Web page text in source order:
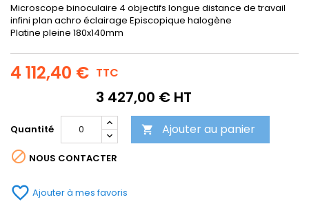
Microscope binoculaire 4 objectifs longue distance de travail
infini plan achro éclairage Episcopique halogène
Platine pleine 180x140mm
4 112,40 € TTC
3 427,00 € HT
Quantité  Ajouter au panier
 NOUS CONTACTER
favorite_border Ajouter à mes favoris